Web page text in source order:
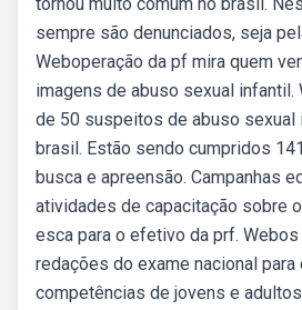
sempre são denunciados, seja
Weboperação da pf mira quem
imagens de abuso sexual infantil.
de 50 suspeitos de abuso sexual
brasil. Estão sendo cumpridos
busca e apreensão. Campanhas
atividades de capacitação sobre
esca para o efetivo da prf.
redações do exame nacional
competências de jovens e